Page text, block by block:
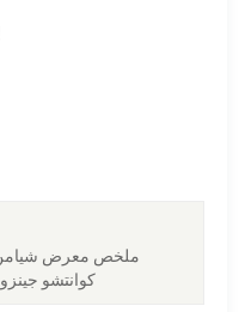
كوانتشو